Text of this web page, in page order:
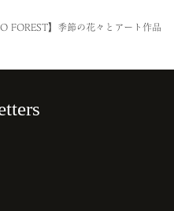
FOREST】季節の花々とアート作品